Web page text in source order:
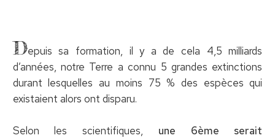
Depuis sa formation, il y a de cela 4,5 milliards
d’années, notre Terre a connu 5 grandes extinctions
durant lesquelles au moins 75 % des espèces qui
existaient alors ont disparu.
Selon les scientifiques, une 6ème serait